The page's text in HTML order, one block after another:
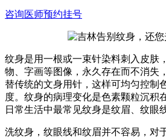
咨询医师预约挂号
纹身是用一根或一束针染料刺入皮肤
物、字画等图像，永久存在而不消失
替传统的文身用针，这样可均匀控制
度。纹身的病理变化是色素颗粒沉积
日常生活中最常见纹身是纹眉、纹眼
洗纹身，纹眼线和纹眉并不容易，对